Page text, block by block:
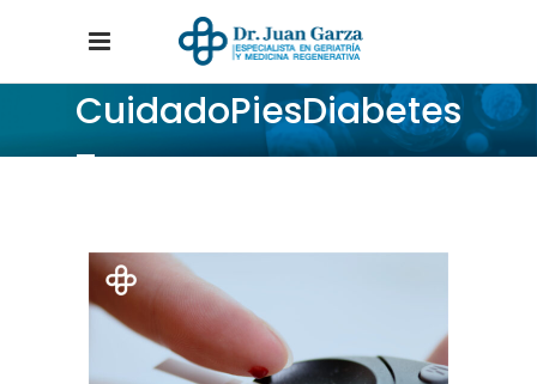
CuidadoPiesDiabetes
Tag